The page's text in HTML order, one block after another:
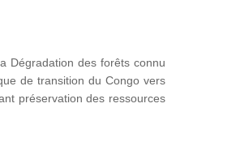
Dégradation des forêts connu
de transition du Congo vers
préservation des ressources